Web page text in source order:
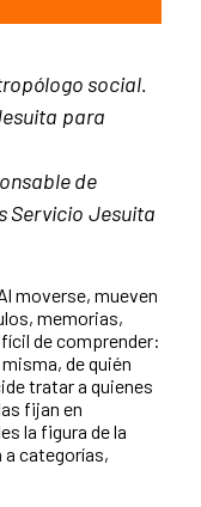
social.
para
de
Servicio Jesuita
moverse, mueven
memorias,
de comprender:
de quién
tratar a quienes
fijan en
la figura de la
a categorías,